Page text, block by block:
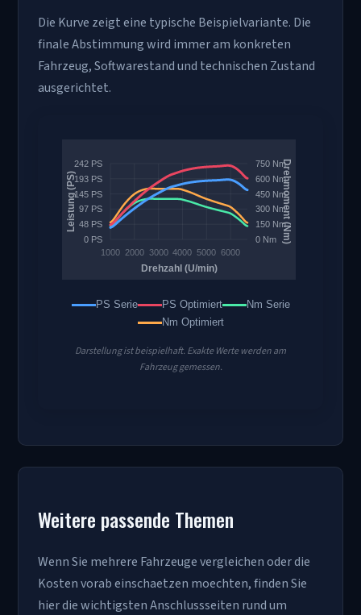
Die Kurve zeigt eine typische Beispielvariante. Die
finale Abstimmung wird immer am konkreten
Fahrzeug, Softwarestand und technischen Zustand
ausgerichtet.
PS Serie PS Optimiert
Nm Serie
Nm Optimiert
Darstellung ist beispielhaft. Exakte Werte werden am
Fahrzeug gemessen.
Weitere passende Themen
Wenn Sie mehrere Fahrzeuge vergleichen oder die
Kosten vorab einschaetzen moechten, finden Sie
hier die wichtigsten Anschlussseiten rund um